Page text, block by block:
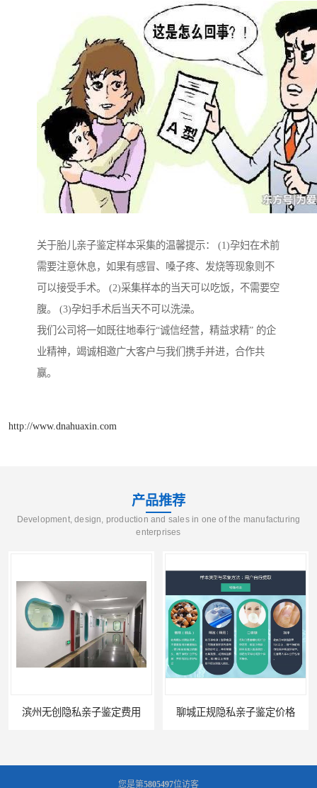
关于胎儿亲子鉴定样本采集的温馨提示： (1)孕妇在术前
需要注意休息，如果有感冒、嗓子疼、发烧等现象则不
可以接受手术。 (2)采集样本的当天可以吃饭，不需要空
腹。 (3)孕妇手术后当天不可以洗澡。
我们公司将一如既往地奉行“诚信经营，精益求精” 的企
业精神，竭诚相邀广大客户与我们携手并进，合作共
赢。
http://www.dnahuaxin.com
产品推荐
Development, design, production and sales in one of the manufacturing
enterprises
滨州无创隐私亲子鉴定费用 聊城正规隐私亲子鉴定价格
您是第5805497位访客